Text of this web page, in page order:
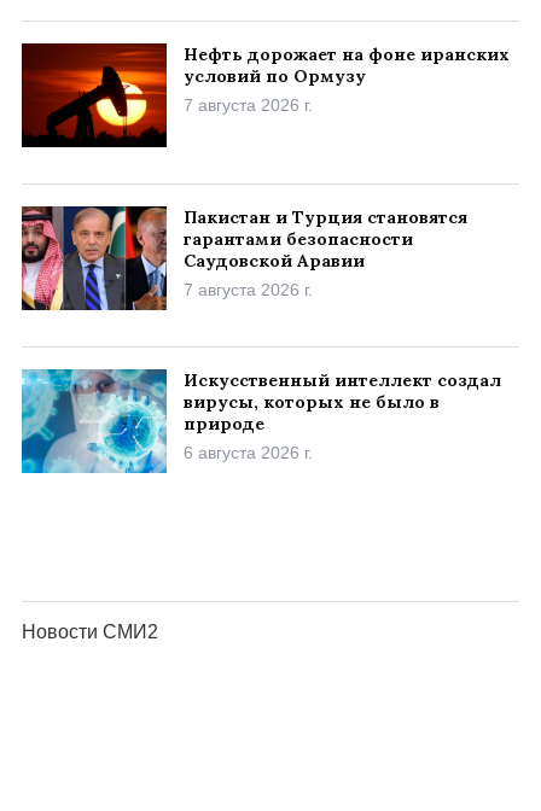
Нефть дорожает на фоне иранских
условий по Ормузу
7 августа 2026 г.
Пакистан и Турция становятся
гарантами безопасности
Саудовской Аравии
7 августа 2026 г.
Искусственный интеллект создал
вирусы, которых не было в
природе
6 августа 2026 г.